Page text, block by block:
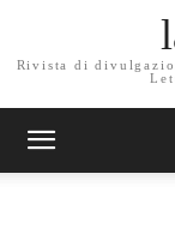
Rivista di